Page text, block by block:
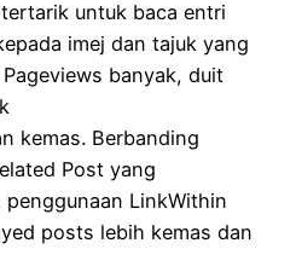
untuk baca entri
imej dan tajuk yang
banyak, duit
kemas. Berbanding
Post yang
LinkWithin
posts lebih kemas dan